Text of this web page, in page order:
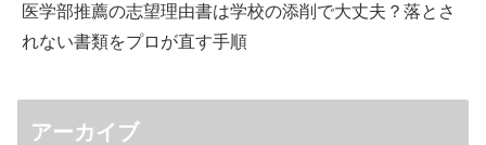
医学部推薦の志望理由書は学校の添削で大丈夫？落とさ
れない書類をプロが直す手順
アーカイブ